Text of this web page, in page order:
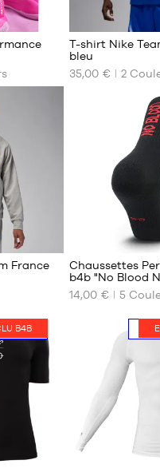
NOS
TAILLES
7
T-shirt Nike
bleu
35,00 €
2
France
NOS
TAILLES
Chaussettes
b4b "No Blood
14,00 €
5
-20%
B4B